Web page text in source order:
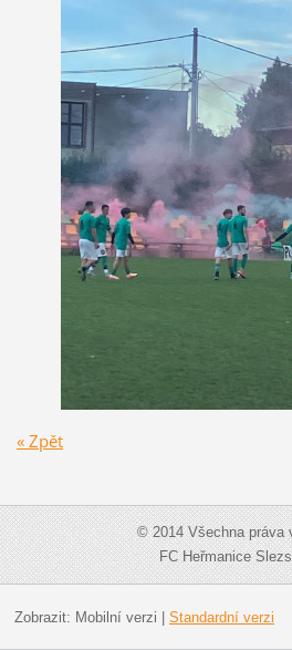
« Zpět
© 2014 Všechna práva
FC Heřmanice
Zobrazit: Mobilní verzi Standardní verzi